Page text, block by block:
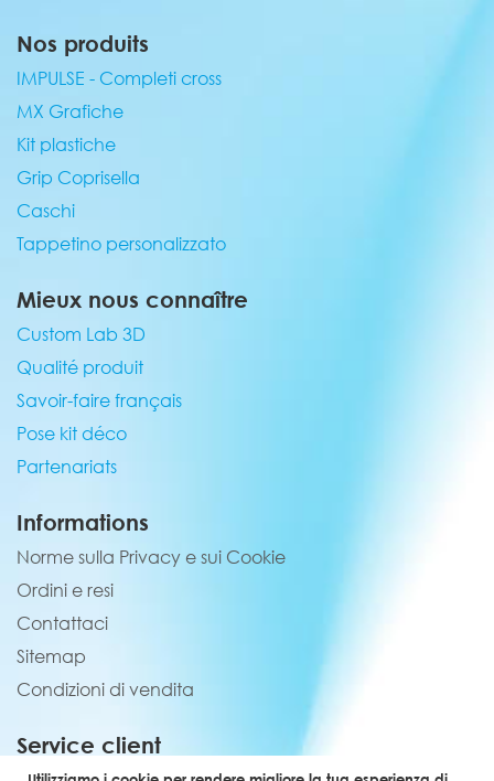
Nos produits
IMPULSE - Completi cross
MX Grafiche
Kit plastiche
Grip Coprisella
Caschi
Tappetino personalizzato
Mieux nous connaître
Custom Lab 3D
Qualité produit
Savoir-faire français
Pose kit déco
Partenariats
Informations
Norme sulla Privacy e sui Cookie
Ordini e resi
Contattaci
Sitemap
Condizioni di vendita
Service client